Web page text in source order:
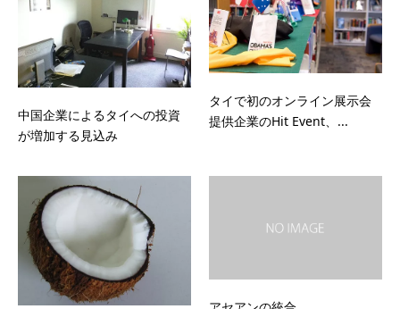
中国企業によるタイへの投資
が増加する見込み
タイで初のオンライン展示会
提供企業のHit Event、...